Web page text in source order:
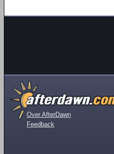
Over AfterDawn
Feedback